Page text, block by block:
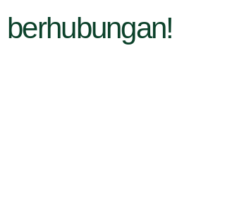
berhubungan!